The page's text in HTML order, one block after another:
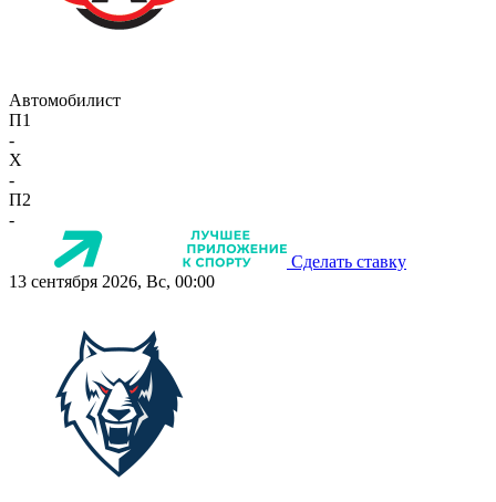
Автомобилист
П1
-
X
-
П2
-
Сделать ставку
13 сентября 2026, Вс, 00:00